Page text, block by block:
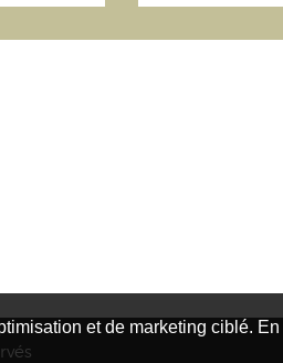
et de marketing ciblé.